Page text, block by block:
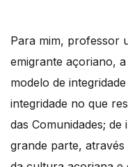
Para mim, professor
emigrante açoriano,
modelo de
integridade no que
das Comunidades;
grande parte,